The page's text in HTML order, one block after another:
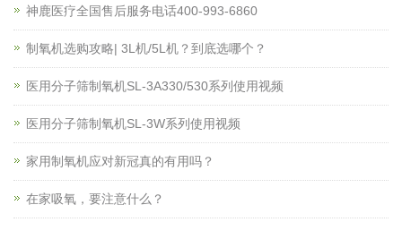
神鹿医疗全国售后服务电话400-993-6860
制氧机选购攻略| 3L机/5L机？到底选哪个？
医用分子筛制氧机SL-3A330/530系列使用视频
医用分子筛制氧机SL-3W系列使用视频
家用制氧机应对新冠真的有用吗？
在家吸氧，要注意什么？